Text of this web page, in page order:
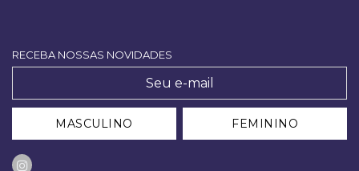
RECEBA NOSSAS NOVIDADES
MASCULINO FEMININO